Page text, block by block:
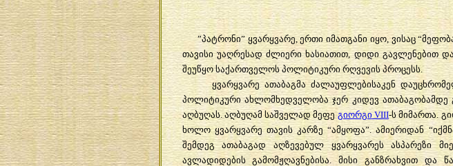
”პატრონი”ყვარყვარე ,ერთი იმათგანი იყო,ვისაც“
თავისი უაღრესად ძლიერი ხასიათით,დიდი გავლენებით
შეუწყო საქართველოს პოლიტიკური რღვევის პროცესს.
ყვარყვარე ათაბაგმა ძალაუფლებისაკენ
პოლიტიკური ახლომხედველობა ჯერ კიდევ ათაბაგობამდე
აღბუღას. აღბუღამ საშველად მეფე გიორგიVIII-ს მიმართა .
ხოლო ყვარყვარე თავის კარზე“ამყოფა”.ამიერიდან“
შემდეგ
ათაბაგად აღზევებულ ყვარყვარეს ასპარეზი
ავლადიდების
გამომჟღავნებისა .მისი განზრახვით და